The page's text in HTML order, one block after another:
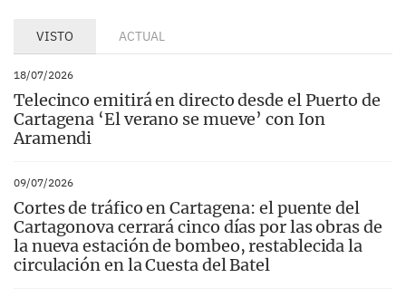
VISTO ACTUAL
18/07/2026
Telecinco emitirá en directo desde el Puerto de
Cartagena ‘El verano se mueve’ con Ion
Aramendi
09/07/2026
Cortes de tráfico en Cartagena: el puente del
Cartagonova cerrará cinco días por las obras de
la nueva estación de bombeo, restablecida la
circulación en la Cuesta del Batel